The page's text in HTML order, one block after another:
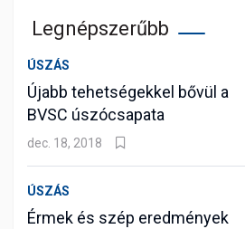
Legnépszerűbb
ÚSZÁS
Újabb tehetségekkel bővül a
BVSC úszócsapata
dec. 18, 2018
ÚSZÁS
Érmek és szép eredmények